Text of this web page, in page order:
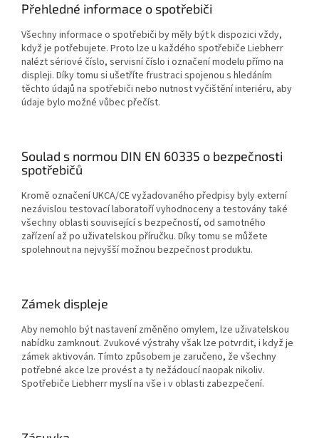
Přehledné informace o spotřebiči
Všechny informace o spotřebiči by měly být k dispozici vždy,
když je potřebujete. Proto lze u každého spotřebiče Liebherr
nalézt sériové číslo, servisní číslo i označení modelu přímo na
displeji. Díky tomu si ušetříte frustraci spojenou s hledáním
těchto údajů na spotřebiči nebo nutnost vyčištění interiéru, aby
údaje bylo možné vůbec přečíst.
Soulad s normou DIN EN 60335 o bezpečnosti
spotřebičů
Kromě označení UKCA/CE vyžadovaného předpisy byly externí
nezávislou testovací laboratoří vyhodnoceny a testovány také
všechny oblasti související s bezpečností, od samotného
zařízení až po uživatelskou příručku. Díky tomu se můžete
spolehnout na nejvyšší možnou bezpečnost produktu.
Zámek displeje
Aby nemohlo být nastavení změněno omylem, lze uživatelskou
nabídku zamknout. Zvukové výstrahy však lze potvrdit, i když je
zámek aktivován. Tímto způsobem je zaručeno, že všechny
potřebné akce lze provést a ty nežádoucí naopak nikoliv.
Spotřebiče Liebherr myslí na vše i v oblasti zabezpečení.